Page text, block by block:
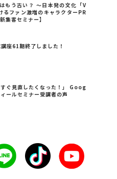
もう古い？ ～日本発の文化「V
ファン激増のキャラクターPR
集客セミナー】
座61期終了しました！
すぐ見直したくなった！」 Goog
ールセミナー受講者の声